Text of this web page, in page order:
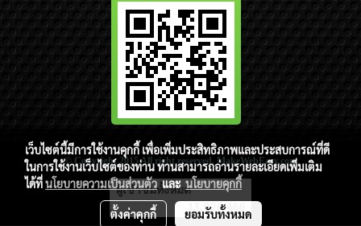
© Copyright 2015 All right reserved. MakeWebEasy.com
ผู้เข้าชมทั้งหมด
13,026,466
เว็บไซต์นี้มีการใช้งานคุกกี้ เพื่อเพิ่มประสิทธิภาพและประสบการณ์ที่ดี
ในการใช้งานเว็บไซต์ของท่าน ท่านสามารถอ่านรายละเอียดเพิ่มเติม
ได้ที่นโยบายความเป็นส่วนตัวและนโยบายคุกกี้
ตั้งค่าคุกกี้ ยอมรับทั้งหมด